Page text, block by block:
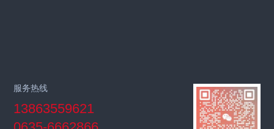
服务热线
13863559621